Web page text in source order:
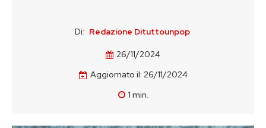
Di: Redazione Dituttounpop
26/11/2024
Aggiornato il: 26/11/2024
1 min.